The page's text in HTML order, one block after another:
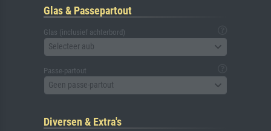
Glas & Passepartout
Glas (inclusief achterbord)
Selecteer aub
Passe-partout
Geen passe-partout
Diversen & Extra's